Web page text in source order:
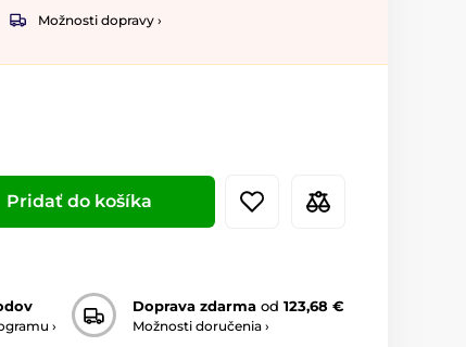
Možnosti dopravy ›
Pridať do košíka
›
Doprava zdarma od 123,68 €
Možnosti doručenia ›